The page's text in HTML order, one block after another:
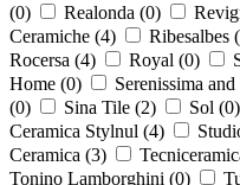
(0) Realonda (0)
Ceramiche (4) Ribesalbes (
Rocersa (4) Royal (0)
Home (0) Serenissima
(0) Sina Tile (2) Sol (0)
Ceramica Stylnul (4)
Ceramica (3)
Tonino Lamborghini (0)